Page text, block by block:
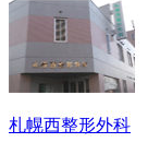
札幌西整形外科